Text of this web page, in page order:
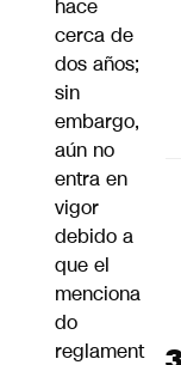
hace
cerca de
dos años;
sin
embargo,
aún no
entra en
vigor
debido a
que el
menciona
do
reglament